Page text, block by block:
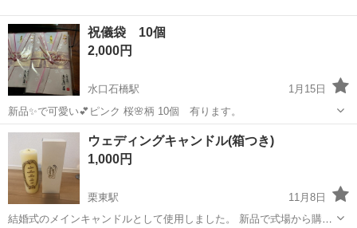
祝儀袋 10個
2,000円
水口石橋駅
1月15日
新品✨で可愛い💕ピンク 桜🌸柄 10個 有ります。
滋賀 甲賀市 水口石橋駅 冠婚葬祭 ピンク
ウェディングキャンドル(箱つき)
1,000円
栗東駅
11月8日
結婚式のメインキャンドルとして使用しました。 新品で式場から購入